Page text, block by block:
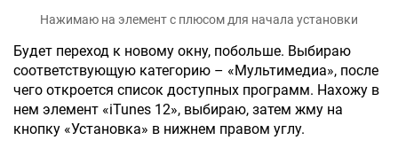
Нажимаю на элемент с плюсом для начала установки
Будет переход к новому окну, побольше. Выбираю
соответствующую категорию – «Мультимедиа», после
чего откроется список доступных программ. Нахожу в
нем элемент «iTunes 12», выбираю, затем жму на
кнопку «Установка» в нижнем правом углу.